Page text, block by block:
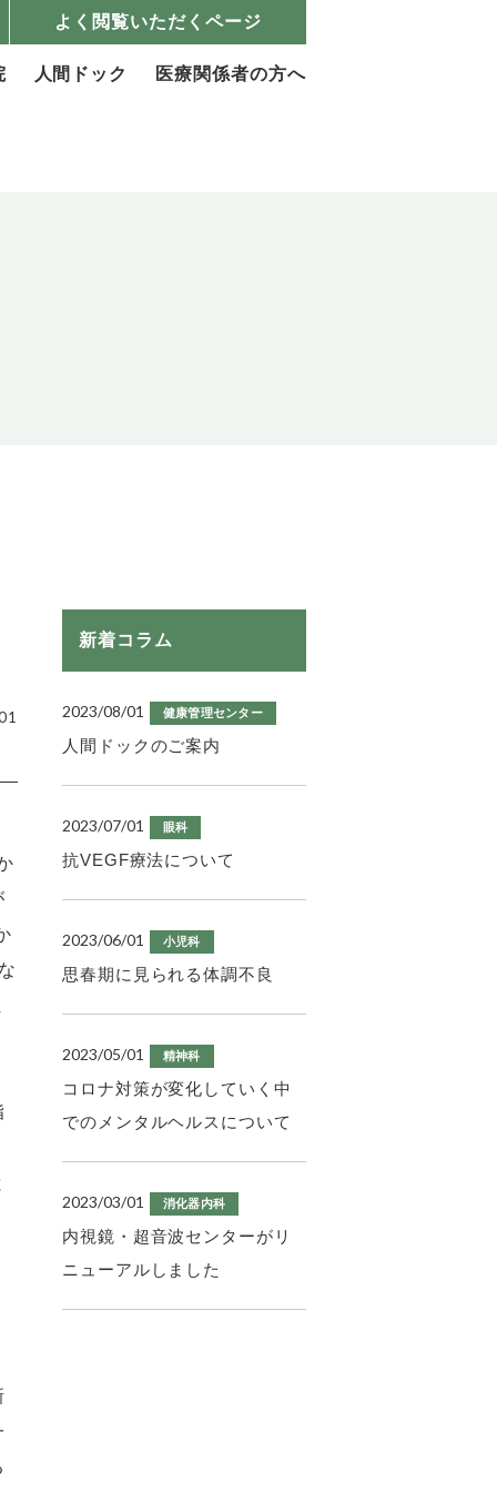
よく閲覧いただくページ
人間ドック 医療関係者の方へ
新着コラム
2023/08/01 健康管理センター
人間ドックのご案内
2023/07/01 眼科
抗VEGF療法について
2023/06/01 小児科
思春期に見られる体調不良
2023/05/01 精神科
コロナ対策が変化していく中
でのメンタルヘルスについて
2023/03/01 消化器内科
内視鏡・超音波センターがリ
ニューアルしました